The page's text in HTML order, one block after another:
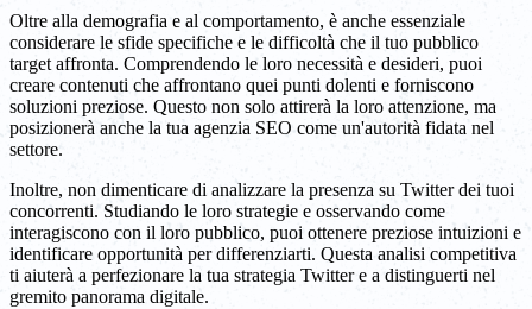
Oltre alla demografia e al comportamento, è anche essenziale
considerare le sfide specifiche e le difficoltà che il tuo pubblico
target affronta. Comprendendo le loro necessità e desideri, puoi
creare contenuti che affrontano quei punti dolenti e forniscono
soluzioni preziose. Questo non solo attirerà la loro attenzione, ma
posizionerà anche la tua agenzia SEO come un'autorità fidata nel
settore.
Inoltre, non dimenticare di analizzare la presenza su Twitter dei tuoi
concorrenti. Studiando le loro strategie e osservando come
interagiscono con il loro pubblico, puoi ottenere preziose intuizioni e
identificare opportunità per differenziarti. Questa analisi competitiva
ti aiuterà a perfezionare la tua strategia Twitter e a distinguerti nel
gremito panorama digitale.